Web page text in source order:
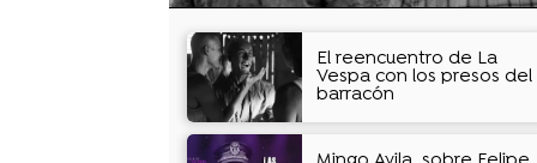
El reencuentro de La
Vespa con los presos del
barracón